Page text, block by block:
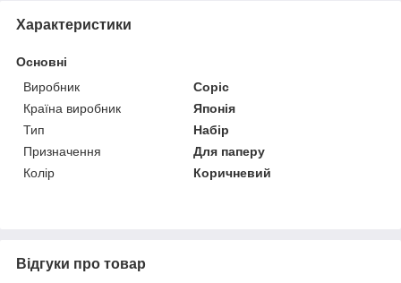
Характеристики
Основні
Виробник
Copic
Країна виробник
Японія
Тип
Набір
Призначення
Для паперу
Колір
Коричневий
Відгуки про товар